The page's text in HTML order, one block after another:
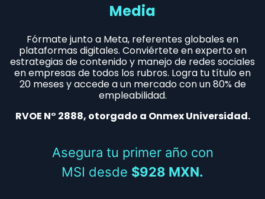
Media
Fórmate junto a Meta, referentes globales en
plataformas digitales. Conviértete en experto en
estrategias de contenido y manejo de redes sociales
en empresas de todos los rubros. Logra tu título en
20 meses y accede a un mercado con un 80% de
empleabilidad.
RVOE N° 2888, otorgado a Onmex Universidad.
Asegura tu primer año con
MSI desde $928 MXN.